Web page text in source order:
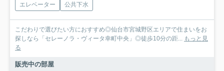
エレベーター 公共下水
こだわりで選びたい方におすすめ◎仙台市宮城野区エリアで住まいをお
探しなら「セレーノラ・ヴィータ幸町中央」◎徒歩10分の距...
もっと見
る
販売中の部屋